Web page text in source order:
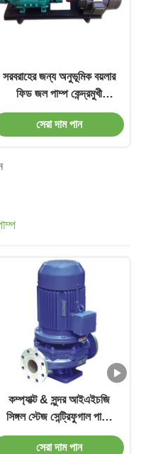
সরবরাহের জন্য অনুভূমিক বয়লার
ফিড জল পাম্প কেন্দ্রমুখী
রাসায়নিক পাম্প
সেরা দাম পান
কম্প্যাক্ট & সুন্দর আইএইচজি
সিঙ্গল স্টেজ সেন্ট্রিফুগাল পাম্প
380V/50HZ/3hp
সেরা দাম পান